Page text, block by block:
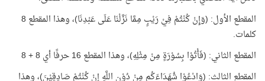
المقطع الأول: (وَإِنْ كُنْتُمْ فِيْ رَيْبٍ مِمَّا نَزَّلْنَا عَلَى عَبْدِنَا)، وهذا المقطع 8
كلمات.
المقطع الثاني: (فَأْتُوْا بِسُوْرَةٍ مِنْ مِثْلِهِ)، وهذا المقطع 16 حرفًا أي 8 + 8
المقطع الثالث: (وَادْعُوْا شُهَدَاءَكُم مِنْ دُوْنِ اللَّهِ إِنْ كُنْتُمْ صَادِقِيْنَ)، وهذا